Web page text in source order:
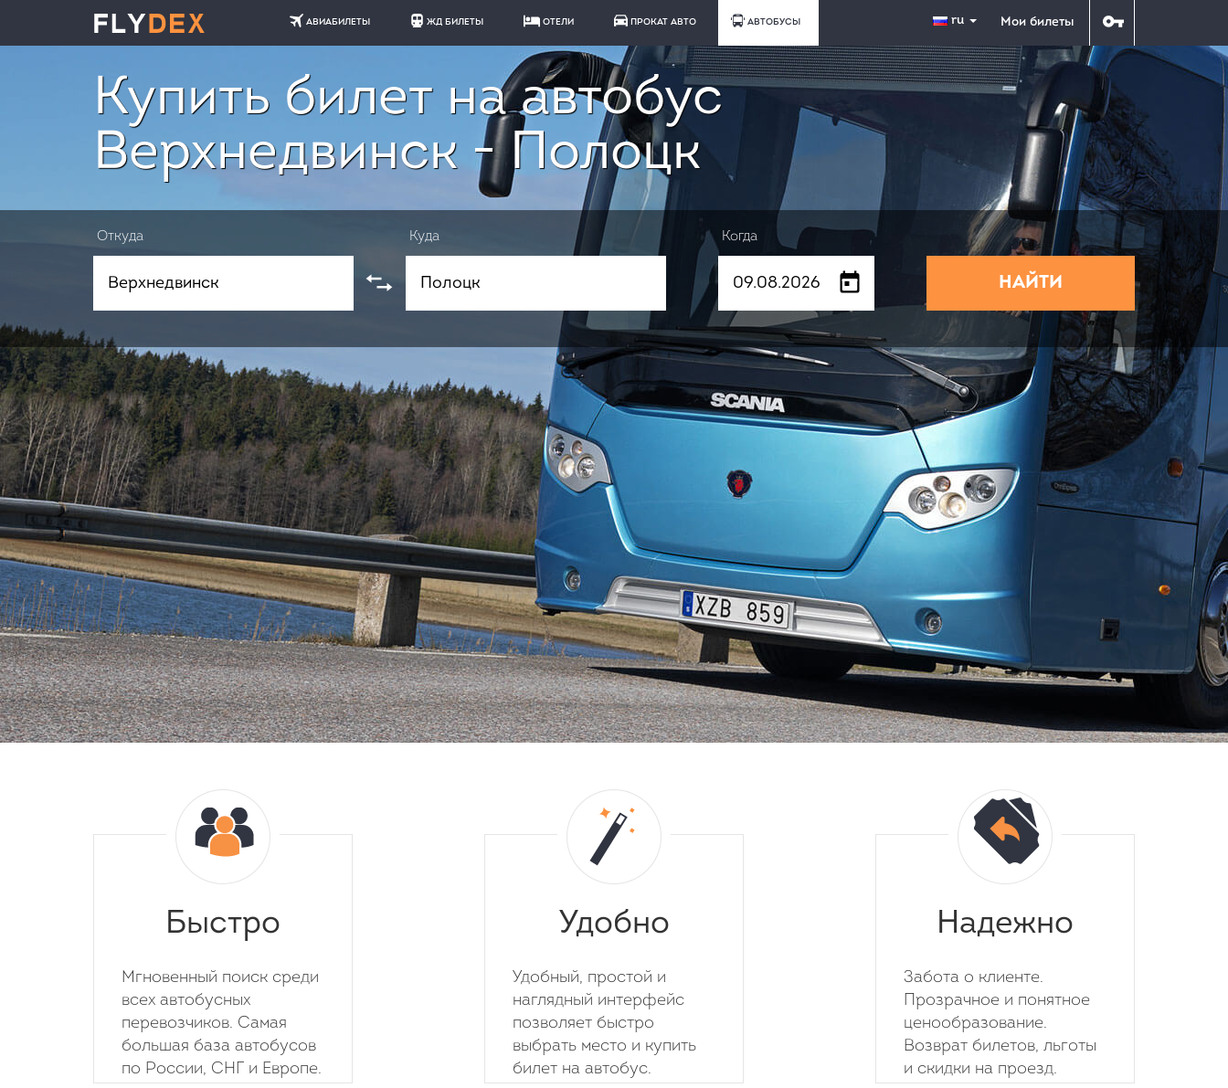
АВИАБИЛЕТЫ ЖД БИЛЕТЫ ОТЕЛИ ПРОКАТ АВТО АВТОБУСЫ ru Мои билеты
Купить билет на автобус
Верхнедвинск - Полоцк
Откуда Куда Когда
НАЙТИ
Быстро
Мгновенный поиск среди
всех автобусных
перевозчиков. Самая
большая база автобусов
по России, СНГ и Европе.
Удобно
Удобный, простой и
наглядный интерфейс
позволяет быстро
выбрать место и купить
билет на автобус.
Надежно
Забота о клиенте.
Прозрачное и понятное
ценообразование.
Возврат билетов, льготы
и скидки на проезд.